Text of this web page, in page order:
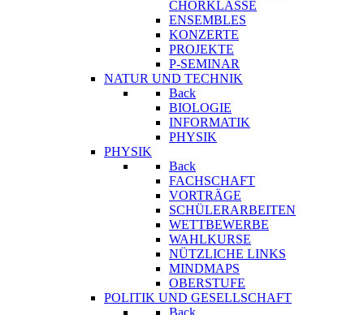
CHORKLASSE
ENSEMBLES
KONZERTE
PROJEKTE
P-SEMINAR
NATUR UND TECHNIK
Back
BIOLOGIE
INFORMATIK
PHYSIK
PHYSIK
Back
FACHSCHAFT
VORTRÄGE
SCHÜLERARBEITEN
WETTBEWERBE
WAHLKURSE
NÜTZLICHE LINKS
MINDMAPS
OBERSTUFE
POLITIK UND GESELLSCHAFT
Back